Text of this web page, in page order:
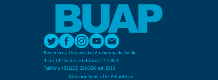
Benemérita Universidad Autónoma de Puebla
4 sur 104 Centro Histórico C.P. 72000
Teléfono +52(222) 2295500 ext. 5013
Dirección General de Bibliotecas